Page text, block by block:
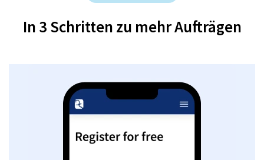
In 3 Schritten zu mehr Aufträgen